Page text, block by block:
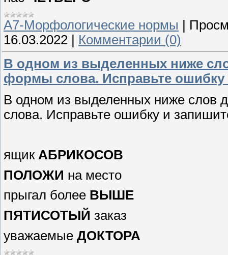
А7-Морфологические нормы |
16.03.2022 | Комментарии (0)
В одном из выделенных ниже
формы слова. Исправьте
В одном из выделенных ниже слов
слова. Исправьте ошибку и
ящик АБРИКОСОВ
ПОЛОЖИ на место
прыгал более ВЫШЕ
ПЯТИСОТЫЙ заказ
уважаемые ДОКТОРА